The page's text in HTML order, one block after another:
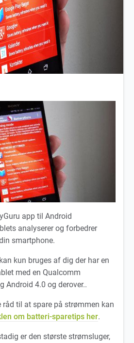
app til Android
analyserer og forbedrer
smartphone.
kun bruges af dig der har en
med en Qualcomm
Android 4.0 og derover..
råd til at spare på strømmen kan
om batteri-sparetips her.
er den største strømsluger,